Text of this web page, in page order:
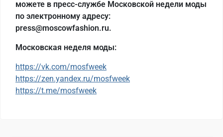
можете в пресс-службе Московской недели моды
по электронному адресу:
press@moscowfashion.ru.
Московская неделя моды:
https://vk.com/mosfweek
https://zen.yandex.ru/mosfweek
https://t.me/mosfweek